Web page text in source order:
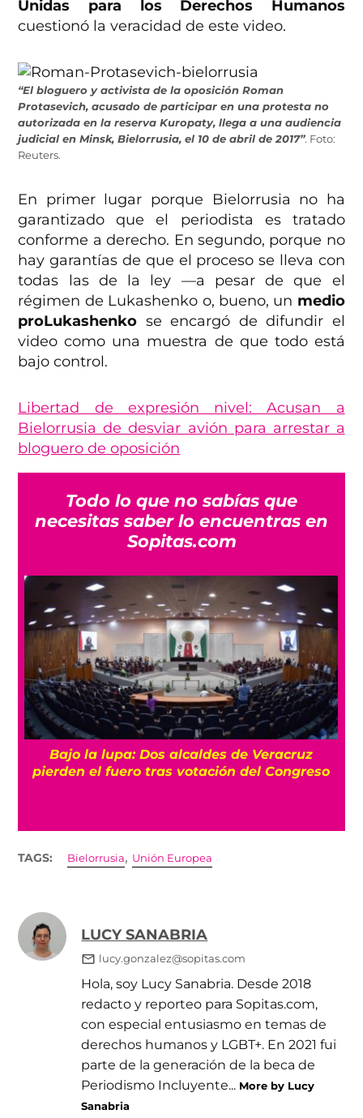
Unidas para los Derechos Humanos
cuestionó la veracidad de este video.
“El bloguero y activista de la oposición Roman
Protasevich, acusado de participar en una protesta no
autorizada en la reserva Kuropaty, llega a una audiencia
judicial en Minsk, Bielorrusia, el 10 de abril de 2017”. Foto:
Reuters.
En primer lugar porque Bielorrusia no ha
garantizado que el periodista es tratado
conforme a derecho. En segundo, porque no
hay garantías de que el proceso se lleva con
todas las de la ley —a pesar de que el
régimen de Lukashenko o, bueno, un medio
proLukashenko se encargó de difundir el
video como una muestra de que todo está
bajo control.
Libertad de expresión nivel: Acusan a
Bielorrusia de desviar avión para arrestar a
bloguero de oposición
Todo lo que no sabías que
necesitas saber lo encuentras en
Sopitas.com
Bajo la lupa: Dos alcaldes de Veracruz
pierden el fuero tras votación del Congreso
TAGS: Bielorrusia, Unión Europea
LUCY SANABRIA
lucy.gonzalez@sopitas.com
Hola, soy Lucy Sanabria. Desde 2018
redacto y reporteo para Sopitas.com,
con especial entusiasmo en temas de
derechos humanos y LGBT+. En 2021 fui
parte de la generación de la beca de
Periodismo Incluyente... More by Lucy
Sanabria